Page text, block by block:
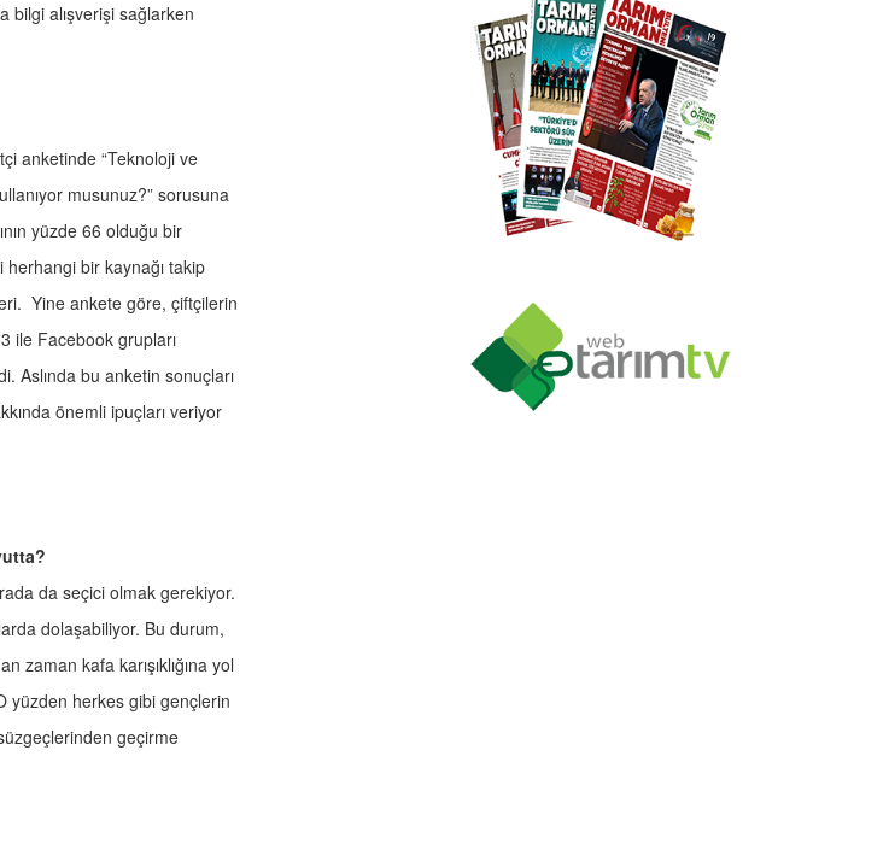
bilgi alışverişi sağlarken
anketinde “Teknoloji ve
musunuz?” sorusuna
yüzde 66 olduğu bir
bir kaynağı takip
Yine ankete göre, çiftçilerin
ile Facebook grupları
Aslında bu anketin sonuçları
önemli ipuçları veriyor
da seçici olmak gerekiyor.
dolaşabiliyor. Bu durum,
zaman kafa karışıklığına yol
yüzden herkes gibi gençlerin
geçirme